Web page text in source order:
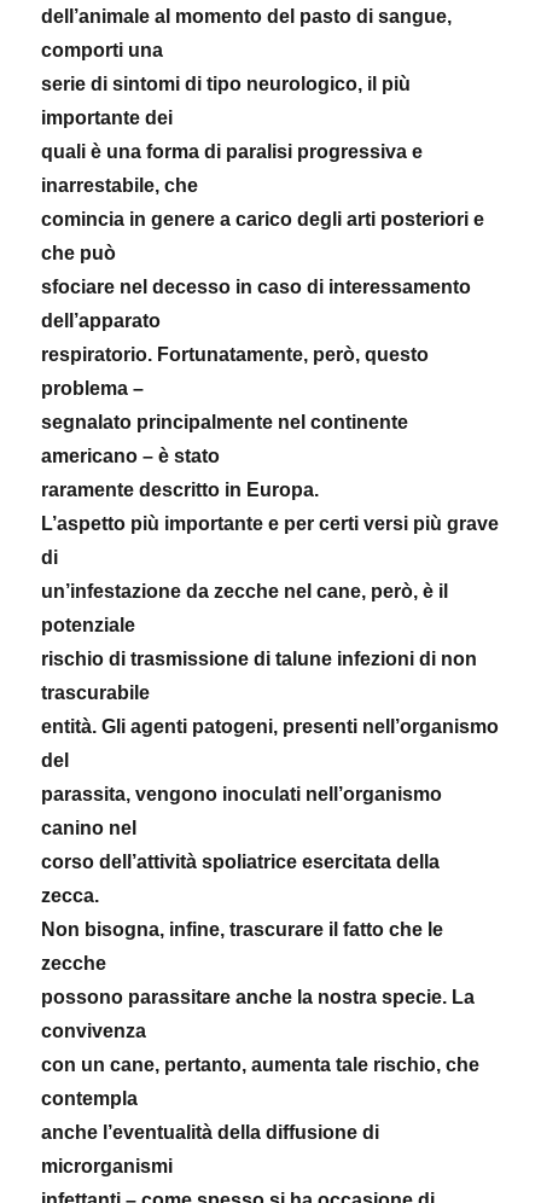
dell’animale al momento del pasto di sangue,
comporti una
serie di sintomi di tipo neurologico, il più
importante dei
quali è una forma di paralisi progressiva e
inarrestabile, che
comincia in genere a carico degli arti posteriori e
che può
sfociare nel decesso in caso di interessamento
dell’apparato
respiratorio. Fortunatamente, però, questo
problema –
segnalato principalmente nel continente
americano – è stato
raramente descritto in Europa.
L’aspetto più importante e per certi versi più grave
di
un’infestazione da zecche nel cane, però, è il
potenziale
rischio di trasmissione di talune infezioni di non
trascurabile
entità. Gli agenti patogeni, presenti nell’organismo
del
parassita, vengono inoculati nell’organismo
canino nel
corso dell’attività spoliatrice esercitata della
zecca.
Non bisogna, infine, trascurare il fatto che le
zecche
possono parassitare anche la nostra specie. La
convivenza
con un cane, pertanto, aumenta tale rischio, che
contempla
anche l’eventualità della diffusione di
microrganismi